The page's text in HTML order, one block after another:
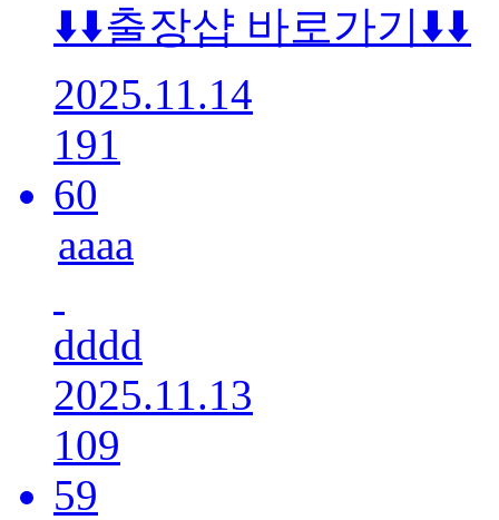
⬇️⬇️출장샵 바로가기⬇️⬇️
2025.11.14
191
60
aaaa
dddd
2025.11.13
109
59